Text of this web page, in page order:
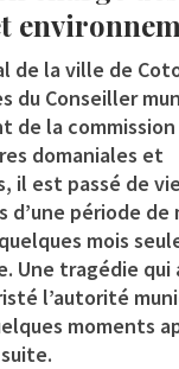
de la ville de
du Conseiller
de la
domaniales et
il est passé de
d’une période de
mois
Une tragédie qui
l’autorité
moments